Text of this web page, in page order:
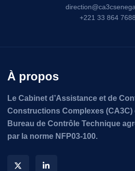
+221 33 864 7688
À propos
Le Cabinet d’Assistance et de
Constructions Complexes (CA3C)
Bureau de Contrôle Technique
par la norme NFP03-100.